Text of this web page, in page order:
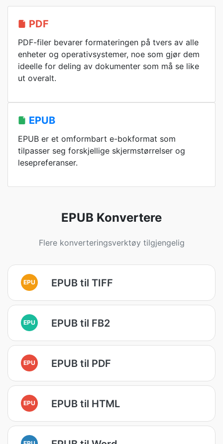
PDF
PDF-filer bevarer formateringen på tvers av alle
enheter og operativsystemer, noe som gjør dem
ideelle for deling av dokumenter som må se like
ut overalt.
EPUB
EPUB er et omformbart e-bokformat som
tilpasser seg forskjellige skjermstørrelser og
lesepreferanser.
EPUB Konvertere
Flere konverteringsverktøy tilgjengelig
EPU EPUB til TIFF
EPU EPUB til FB2
EPU EPUB til PDF
EPU EPUB til HTML